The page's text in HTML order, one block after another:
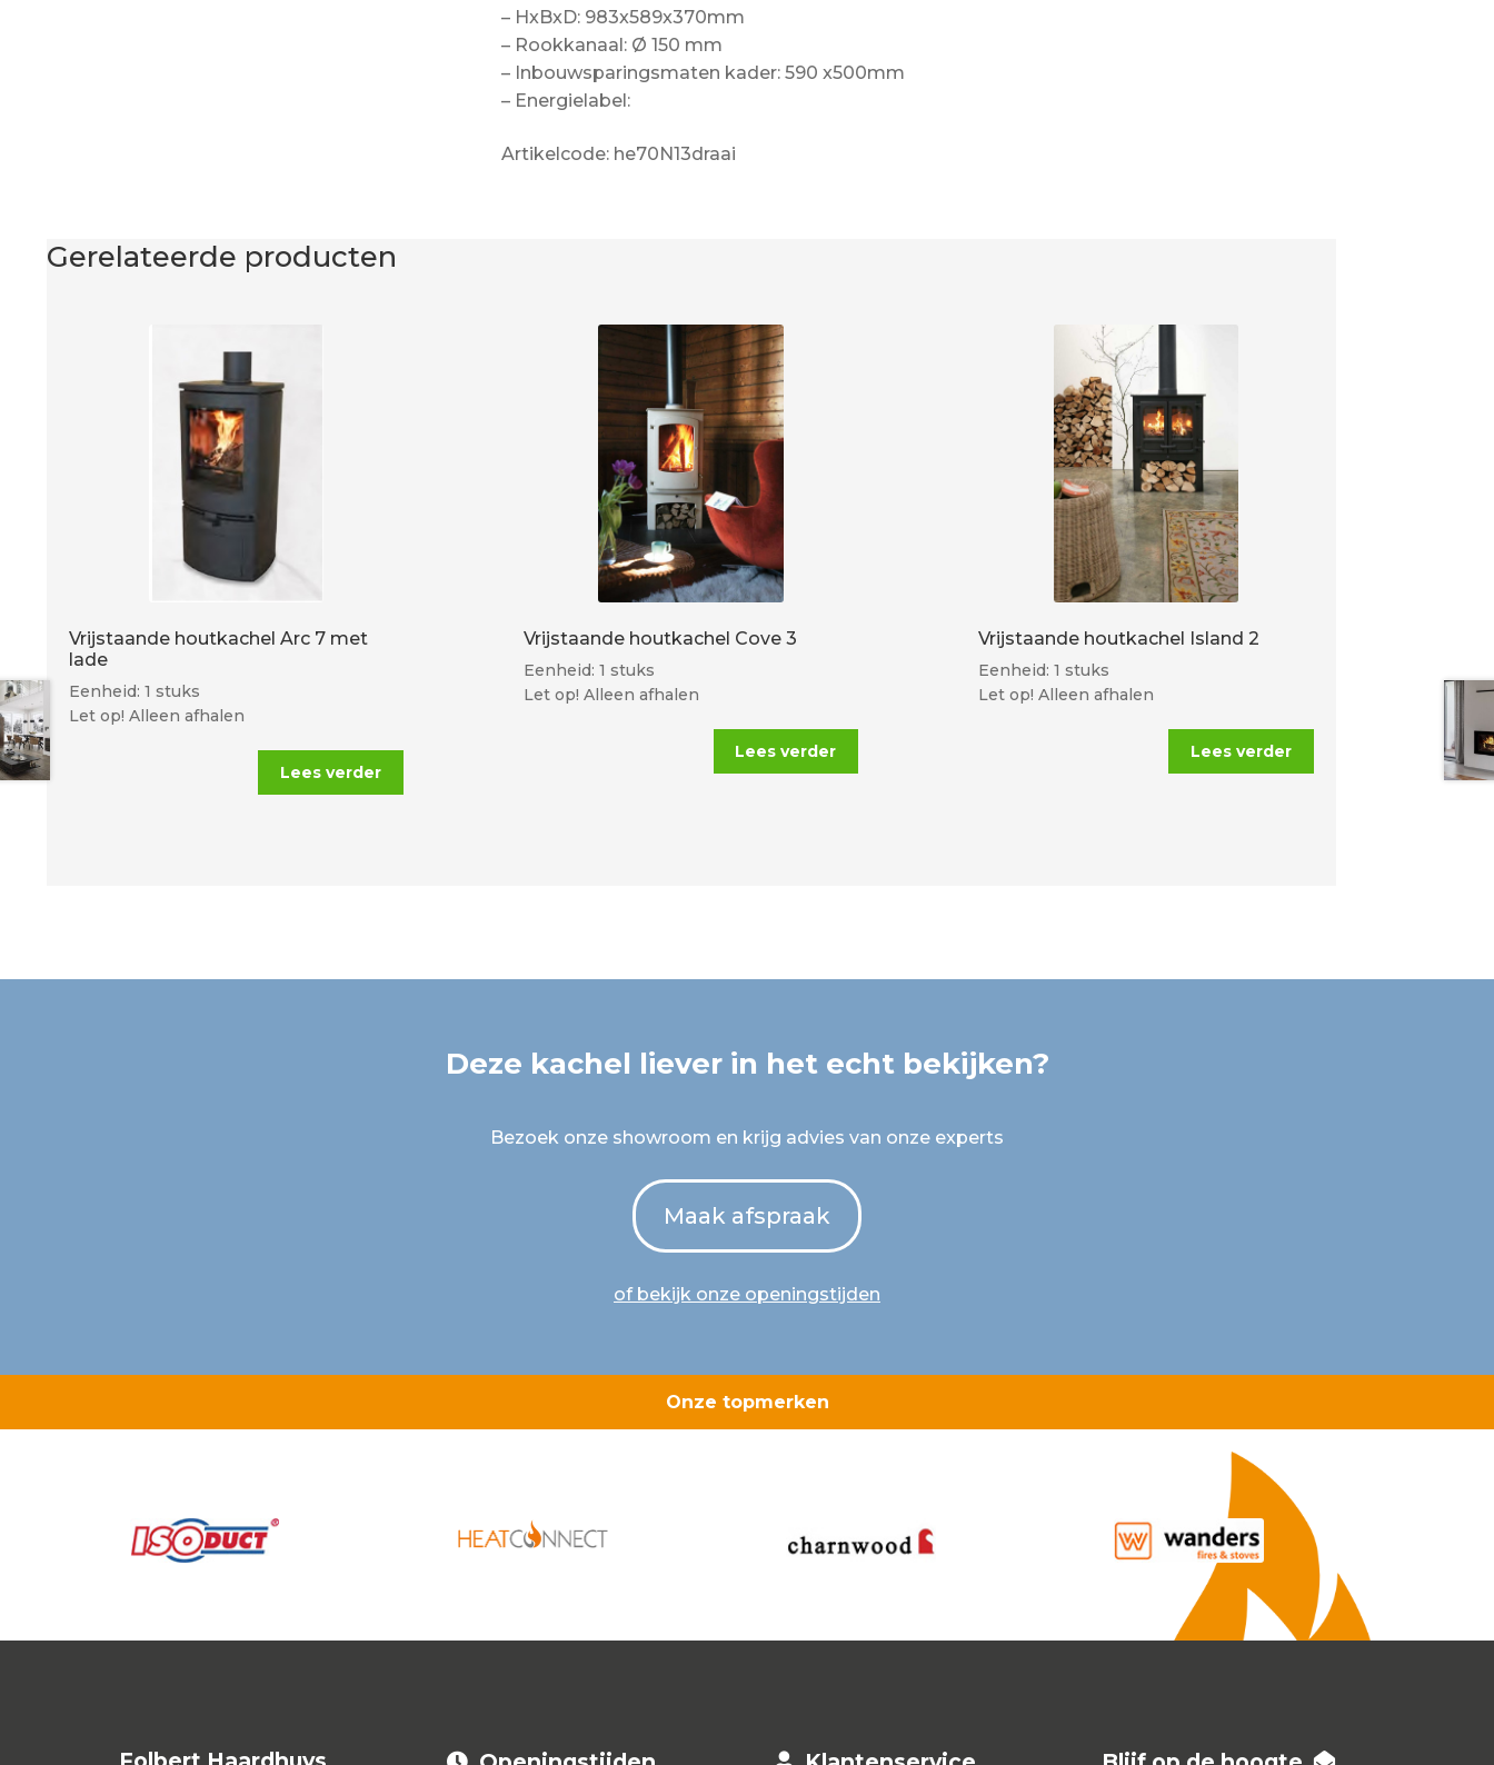
– HxBxD: 983x589x370mm
– Rookkanaal: Ø 150 mm
– Inbouwsparingsmaten kader: 590 x500mm
– Energielabel:
Artikelcode: he70N13draai
Gerelateerde producten
Vrijstaande houtkachel Arc 7 met
lade
Eenheid: 1 stuks
Let op! Alleen afhalen
Lees verder
Vrijstaande houtkachel Cove 3
Eenheid: 1 stuks
Let op! Alleen afhalen
Lees verder
Vrijstaande houtkachel Island 2
Eenheid: 1 stuks
Let op! Alleen afhalen
Lees verder
Deze kachel liever in het echt bekijken?
Bezoek onze showroom en krijg advies van onze experts
Maak afspraak
of bekijk onze openingstijden
Onze topmerken